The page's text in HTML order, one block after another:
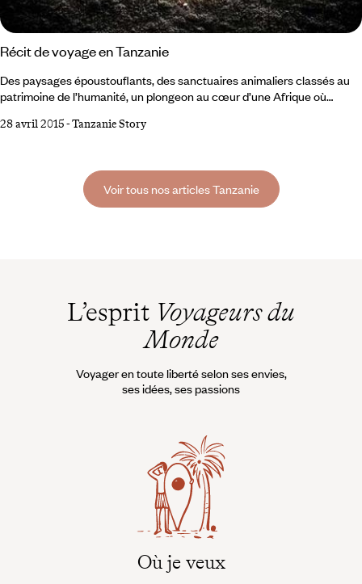
Récit de voyage en Tanzanie
Des paysages époustouflants, des sanctuaires animaliers classés au
patrimoine de l’humanité, un plongeon au cœur d’une Afrique où
privé, à son rythme, afin de mieux s’approprier celui de la nature... La
ne manquerait pour rien au monde le spectacle de l’éveil des animaux
dans un décor qui évolue d'un flou bleuté vers des nuances de rose et
28 avril 2015-Tanzanie Story
Voir tous nos articles Tanzanie
L’esprit Voyageurs du
Monde
Voyager en toute liberté selon ses envies,
ses idées, ses passions
Où je veux